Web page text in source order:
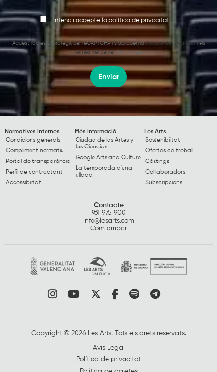
Entenc i accepte la política de privacitat.
Aquest lloc està protegit per reCAPTCHA i s’apliquen laPolítica de Privacitati els
Termes del Serveide Google.
Enviar
Normatives internes
Condicions generals
Compliment normatiu
Portal de transparència
Perfil de contractant
Accessibilitat
Més informació
Ciudad de las Artes y
las Ciencias
Google Arts and Culture
La temporada d'una
ullada
Les Arts
Sostenibilitat
Ofertes de treball
Càstings
Col·laboradors
Subscripcions
Contacte
961 975 900
info@lesarts.com
Com arribar
Link a instagram
Link a youtube
Link a twitter
Link a facebook
Link a spotify
Link a
Copyright © 2026 Les Arts. Tots els drets reservats.
Avis Legal
Política de privacitat